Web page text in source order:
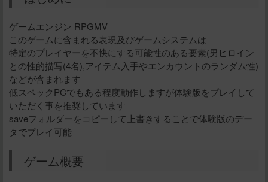
ゲームエンジン RPGMV
このゲームに含まれる表現及びゲームシステムは
特定のプレイヤーを不快にする可能性のある要素(男ヒロイン
との性的描写(4名),アイテム入手やエンカウントのランダム性)
などが含まれます
低スペックPCでもある程度動作しますが体験版をプレイして
いただく事を推奨しています
saveフォルダーをコピーして上書きすることで体験版のデー
タでプレイ可能
ゲーム概要